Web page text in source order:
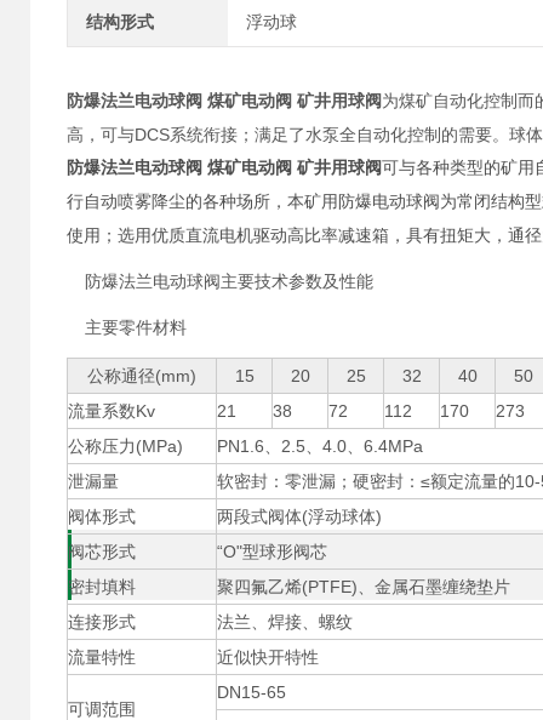
结构形式 浮动球
防爆法兰电动球阀 煤矿电动阀 矿井用球阀为煤矿自动化控制而
高，可与DCS系统衔接；满足了水泵全自动化控制的需要。球
防爆法兰电动球阀 煤矿电动阀 矿井用球阀可与各种类型的矿用
行自动喷雾降尘的各种场所，本矿用防爆电动球阀为常闭结构
使用；选用优质直流电机驱动高比率减速箱，具有扭矩大，通
防爆法兰电动球阀主要技术参数及性能
主要零件材料
公称通径(mm) 15 20 25 32 40
50
流量系数Kv
21 38 72 112 170
273
公称压力(MPa)
PN1.6、2.5、4.0、6.4MPa
泄漏量
软密封：零泄漏；硬密封：≤额定流量的
阀体形式
两段式阀体(浮动球体)
阀芯形式
“O"型球形阀芯
密封填料
聚四氟乙烯(PTFE)、金属石墨缠绕垫片
连接形式
法兰、焊接、螺纹
流量特性
近似快开特性
可调范围
DN15-65